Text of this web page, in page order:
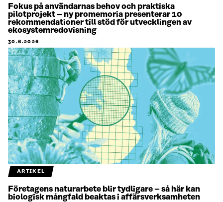
Fokus på användarnas behov och praktiska
pilotprojekt – ny promemoria presenterar 10
rekommendationer till stöd för utvecklingen av
ekosystemredovisning
30.6.2026
ARTIKEL
Företagens naturarbete blir tydligare – så här kan
biologisk mångfald beaktas i affärsverksamheten